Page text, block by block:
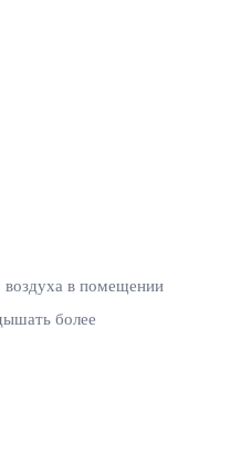
воздуха в помещении
более